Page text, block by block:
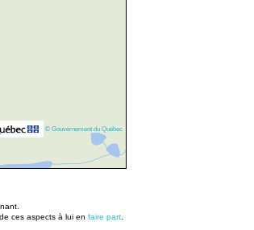
© Gouvernement du Québec
ces aspects à lui en faire part